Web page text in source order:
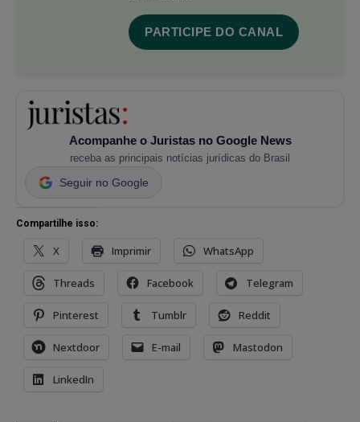
PARTICIPE DO CANAL
Acompanhe o Juristas no Google News
receba as principais notícias jurídicas do Brasil
Seguir no Google
Compartilhe isso:
X Imprimir WhatsApp
Threads Facebook Telegram
Pinterest Tumblr Reddit
Nextdoor E-mail Mastodon
LinkedIn